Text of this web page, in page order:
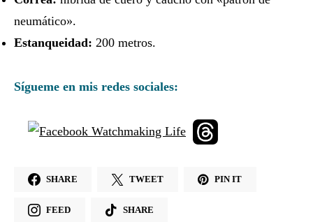
neumático».
Estanqueidad: 200 metros.
Sígueme en mis redes sociales:
SHARE TWEET PIN IT
FEED SHARE